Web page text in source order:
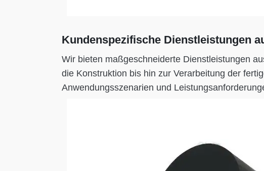
Kundenspezifische Dienstleistungen
Wir bieten maßgeschneiderte Dienstleistungen
die Konstruktion bis hin zur Verarbeitung der
Anwendungsszenarien und